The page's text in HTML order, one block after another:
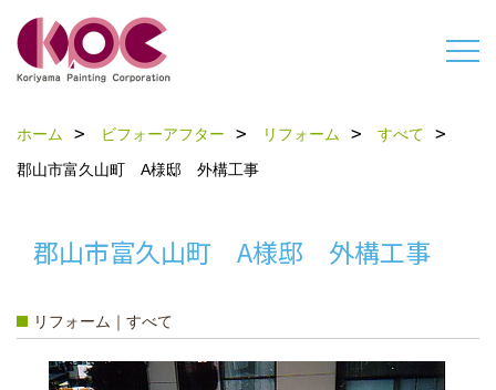
ホーム ビフォーアフター リフォーム
すべて
郡山市富久山町 A様邸 外構工事
郡山市富久山町 A様邸 外構工事
リフォーム｜すべて